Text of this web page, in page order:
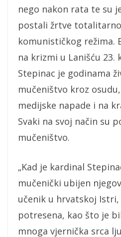
nego nakon rata te su
postali žrtve
komunističkog režima.
na krizmi u Lanišću 23.
Stepinac je godinama
mučeništvo kroz
medijske napade i na
Svaki na svoj način su
mučeništvo.
„Kad je kardinal
mučenički ubijen
učenik u hrvatskoj
potresena, kao što je
mnoga vjernička srca